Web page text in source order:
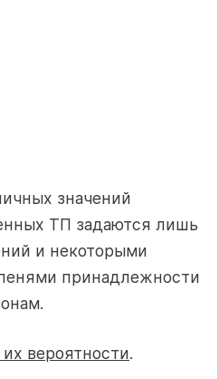
значений
ТП задаются лишь
и некоторыми
принадлежности
вероятности.